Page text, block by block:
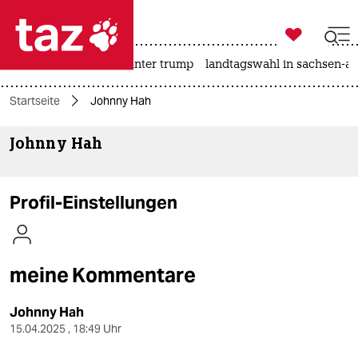
 taz zahl ich
taz zahl ich
themen
kultur
sport

taz zahl ich
usa unter trump landtagswahl in sachsen-
Startseite Johnny Hah
Johnny Hah
Profil-Einstellungen
meine Kommentare
Johnny Hah
15.04.2025 , 18:49 Uhr